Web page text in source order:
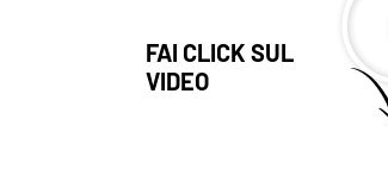
FAI CLICK SUL
VIDEO